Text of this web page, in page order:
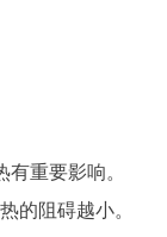
重要影响。
的阻碍越小。